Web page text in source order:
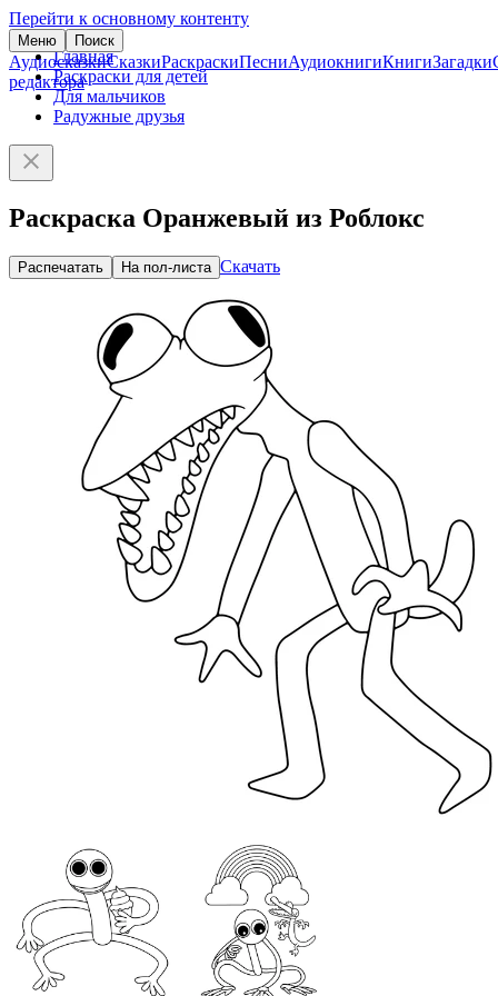
Перейти к основному контенту
Меню Поиск
АудиосказкиСказкиРаскраскиПесниАудиокнигиКнигиЗагадки
редактора
Главная
Раскраски для детей
Для мальчиков
Радужные друзья
Раскраска Оранжевый из Роблокс
Распечатать На пол-листа Скачать